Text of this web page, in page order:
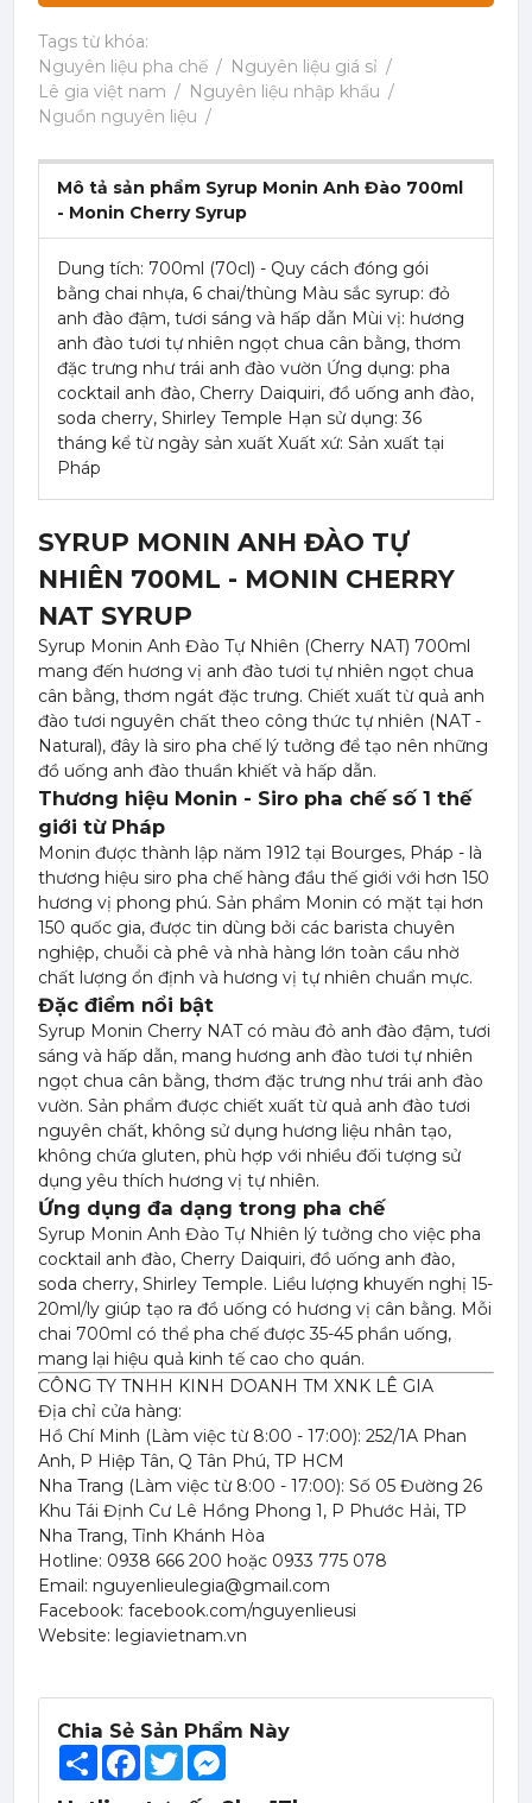
Chia Sẻ Sản Phẩm Này
ShareFacebook
Twitter
Tags từ khóa:
Nguyên liệu pha chế
Nguyên liệu giá sỉ
Lê gia việt nam
Nguyên liệu nhập khẩu
Nguồn nguyên liệu
Mô tả sản phẩm Syrup Monin Anh Đào 700ml
- Monin Cherry Syrup
Dung tích: 700ml (70cl) - Quy cách đóng gói
bằng chai nhựa, 6 chai/thùng Màu sắc syrup: đỏ
anh đào đậm, tươi sáng và hấp dẫn Mùi vị: hương
anh đào tươi tự nhiên ngọt chua cân bằng, thơm
đặc trưng như trái anh đào vườn Ứng dụng: pha
cocktail anh đào, Cherry Daiquiri, đồ uống anh đào,
soda cherry, Shirley Temple Hạn sử dụng: 36
tháng kể từ ngày sản xuất Xuất xứ: Sản xuất tại
Pháp
SYRUP MONIN ANH ĐÀO TỰ
NHIÊN 700ML - MONIN CHERRY
NAT SYRUP
Syrup Monin Anh Đào Tự Nhiên (Cherry NAT) 700ml
mang đến hương vị anh đào tươi tự nhiên ngọt chua
cân bằng, thơm ngát đặc trưng. Chiết xuất từ quả anh
đào tươi nguyên chất theo công thức tự nhiên (NAT -
Natural), đây là siro pha chế lý tưởng để tạo nên những
đồ uống anh đào thuần khiết và hấp dẫn.
Thương hiệu Monin - Siro pha chế số 1 thế
giới từ Pháp
Monin được thành lập năm 1912 tại Bourges, Pháp - là
thương hiệu siro pha chế hàng đầu thế giới với hơn 150
hương vị phong phú. Sản phẩm Monin có mặt tại hơn
150 quốc gia, được tin dùng bởi các barista chuyên
nghiệp, chuỗi cà phê và nhà hàng lớn toàn cầu nhờ
chất lượng ổn định và hương vị tự nhiên chuẩn mực.
Đặc điểm nổi bật
Syrup Monin Cherry NAT có màu đỏ anh đào đậm, tươi
sáng và hấp dẫn, mang hương anh đào tươi tự nhiên
ngọt chua cân bằng, thơm đặc trưng như trái anh đào
vườn. Sản phẩm được chiết xuất từ quả anh đào tươi
nguyên chất, không sử dụng hương liệu nhân tạo,
không chứa gluten, phù hợp với nhiều đối tượng sử
dụng yêu thích hương vị tự nhiên.
Ứng dụng đa dạng trong pha chế
Syrup Monin Anh Đào Tự Nhiên lý tưởng cho việc pha
cocktail anh đào, Cherry Daiquiri, đồ uống anh đào,
soda cherry, Shirley Temple. Liều lượng khuyến nghị 15-
20ml/ly giúp tạo ra đồ uống có hương vị cân bằng. Mỗi
chai 700ml có thể pha chế được 35-45 phần uống,
mang lại hiệu quả kinh tế cao cho quán.
CÔNG TY TNHH KINH DOANH TM XNK LÊ GIA
Địa chỉ cửa hàng:
Hồ Chí Minh (Làm việc từ 8:00 - 17:00): 252/1A Phan
Anh, P Hiệp Tân, Q Tân Phú, TP HCM
Nha Trang (Làm việc từ 8:00 - 17:00): Số 05 Đường 26
Khu Tái Định Cư Lê Hồng Phong 1, P Phước Hải, TP
Nha Trang, Tỉnh Khánh Hòa
Hotline: 0938 666 200 hoặc 0933 775 078
Email: nguyenlieulegia@gmail.com
Facebook: facebook.com/nguyenlieusi
Website: legiavietnam.vn